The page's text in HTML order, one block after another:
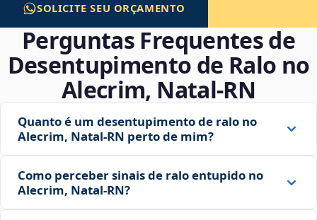
SOLICITE SEU ORÇAMENTO
Perguntas Frequentes de
Desentupimento de Ralo no
Alecrim, Natal‑RN
Quanto é um desentupimento de ralo no
Alecrim, Natal‑RN perto de mim?
Como perceber sinais de ralo entupido no
Alecrim, Natal‑RN?